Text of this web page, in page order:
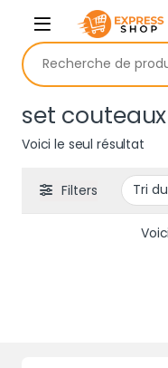
Skip to navigation
Skip to content
Recherche pour :
set
Voici le seul résultat
Filters